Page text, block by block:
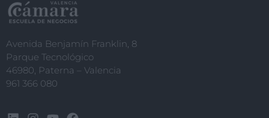
Avenida Benjamín Franklin, 8
Parque Tecnológico
46980, Paterna – Valencia
961 366 080